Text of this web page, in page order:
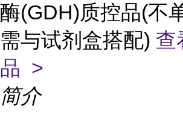
酶(GDH)质控品(不
需与试剂盒搭配) 查
品 >
简介